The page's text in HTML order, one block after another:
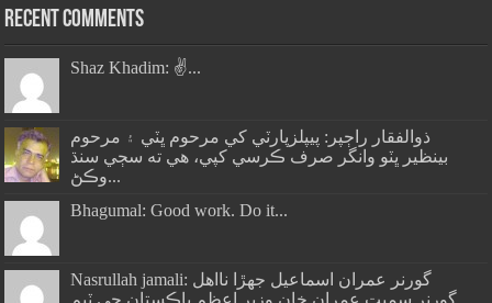
Recent Comments
Shaz Khadim: ✌️...
ذوالفقار راڄپر: پيپلزپارٽي کي مرحوم ڀٽي ۽ مرحوم
بينظير ڀٽو وانگر صرف ڪرسي کپي، هي ته سڄي سنڌ
وڪڻ...
Bhagumal: Good work. Do it...
Nasrullah jamali: گورنر عمران اسماعيل جھڙا نااهل